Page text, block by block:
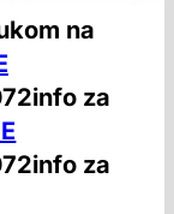
na
za
za